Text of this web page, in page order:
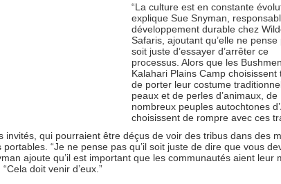
“La culture est en constante
explique Sue Snyman,
développement durable chez
Safaris, ajoutant qu’elle ne pense
soit juste d’essayer d’arrêter ce
processus. Alors que les
Kalahari Plains Camp choisissent
de porter leur costume
peaux et de perles d’animaux, de
nombreux peuples autochtones
choisissent de rompre avec ces
invités, qui pourraient être déçus de voir des tribus dans des
“Je ne pense pas qu’il soit juste de dire que vous
ajoute qu’il est important que les communautés aient leur
doit venir d’eux.”